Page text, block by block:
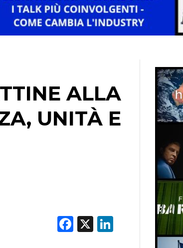
ALLA
UNITÀ E
Facebook
X LinkedIn